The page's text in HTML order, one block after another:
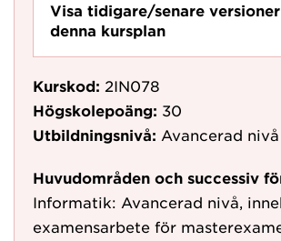
Visa tidigare/senare
denna kursplan
Kurskod: 2IN078
Högskolepoäng: 30
Utbildningsnivå: Avancerad nivå
Huvudområden och successiv
Informatik: Avancerad nivå,
examensarbete för